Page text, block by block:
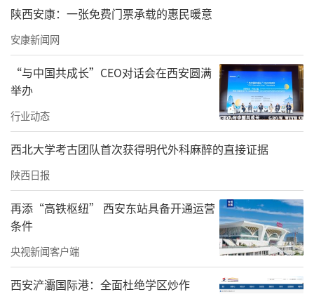
陕西安康：一张免费门票承载的惠民暖意
安康新闻网
“与中国共成长”CEO对话会在西安圆满
举办
行业动态
西北大学考古团队首次获得明代外科麻醉的直接证据
陕西日报
再添“高铁枢纽” 西安东站具备开通运营
条件
央视新闻客户端
西安浐灞国际港：全面杜绝学区炒作